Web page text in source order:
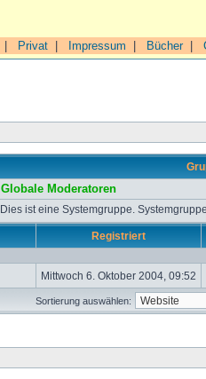
Privat Impressum Bücher|
Globale Moderatoren
Dies ist eine Systemgruppe.
Registriert
Mittwoch 6. Oktober 2004, 09:52
Sortierung auswählen: